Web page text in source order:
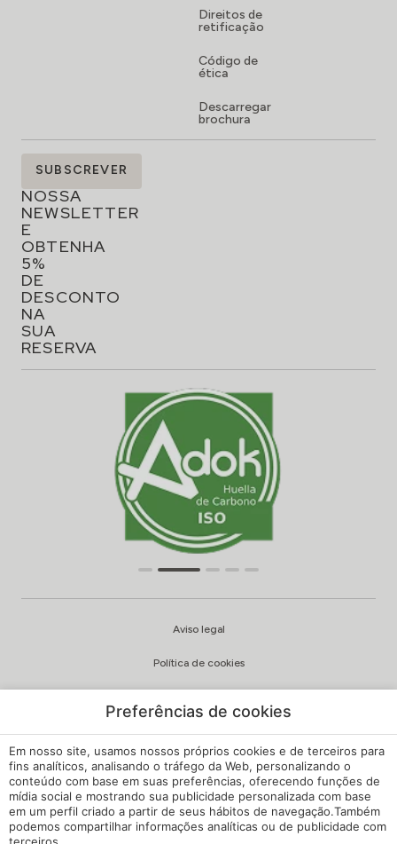
Direitos de
retificação
Código de
ética
Descarregar
brochura
SUBSCREVA
NOSSA
NEWSLETTER
E
OBTENHA
5%
DE
DESCONTO
NA
SUA
RESERVA
SUBSCREVER
Aviso legal
Política de cookies
Canal de Queixas
Regulamento Interno
Configuração de cookies
Preferências de cookies
Em nosso site, usamos nossos próprios cookies e de terceiros para
fins analíticos, analisando o tráfego da Web, personalizando o
conteúdo com base em suas preferências, oferecendo funções de
mídia social e mostrando sua publicidade personalizada com base
em um perfil criado a partir de seus hábitos de navegação.Também
podemos compartilhar informações analíticas ou de publicidade com